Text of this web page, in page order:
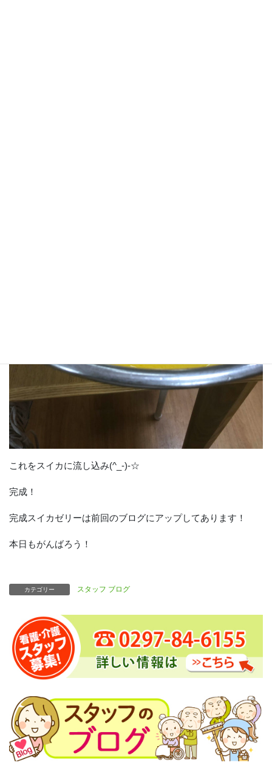
これをスイカに流し込み(^_-)-☆
完成！
完成スイカゼリーは前回のブログにアップしてあります！
本日もがんばろう！
カテゴリー スタッフ ブログ